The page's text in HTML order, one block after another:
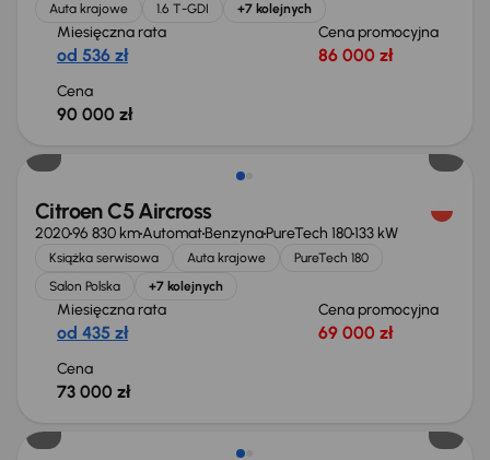
Auta krajowe
1.6 T-GDI +7 kolejnych
Miesięczna rata
od 536 zł
Cena promocyjna
86 000 zł
Cena
90 000 zł
Citroen C5 Aircross
202096 830 kmAutomatBenzynaPureTech 180133 kW
Książka serwisowa Auta krajowe
PureTech 180
Salon Polska
+7 kolejnych
Miesięczna rata
od 435 zł
Cena promocyjna
69 000 zł
Cena
73 000 zł